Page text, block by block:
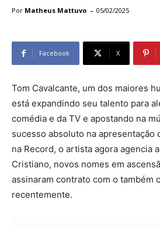
Por Matheus Mattuvo - 05/02/2025
Facebook X
Tom Cavalcante, um dos maiores
está expandindo seu talento para
comédia e da TV e apostando na
sucesso absoluto na apresentação
na Record, o artista agora agencia
Cristiano, novos nomes em
assinaram contrato com o também
recentemente.